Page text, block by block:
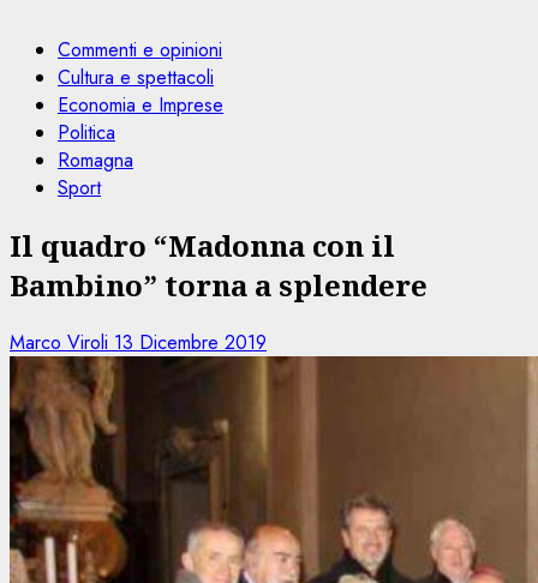
Commenti e opinioni
Cultura e spettacoli
Economia e Imprese
Politica
Romagna
Sport
Il quadro “Madonna con il
Bambino” torna a splendere
Marco Viroli 13 Dicembre 2019